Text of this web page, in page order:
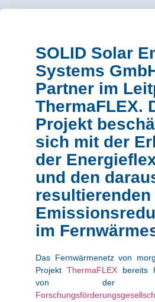
SOLID Solar
Systems
Partner im
ThermaFLEX.
Projekt
sich mit der
der
und den
resultierenden
im
Das Fernwärmenetz von
Projekt ThermaFLEX bereits
von